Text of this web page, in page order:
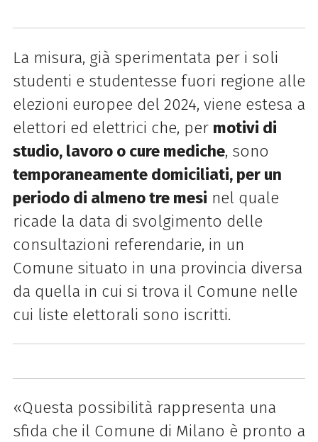
La misura, già sperimentata per i soli
studenti e studentesse fuori regione alle
elezioni europee del 2024, viene estesa a
elettori ed elettrici che, per motivi di
studio, lavoro o cure mediche, sono
temporaneamente domiciliati, per un
periodo di almeno tre mesi nel quale
ricade la data di svolgimento delle
consultazioni referendarie, in un
Comune situato in una provincia diversa
da quella in cui si trova il Comune nelle
cui liste elettorali sono iscritti.
«Questa possibilità rappresenta una
sfida che il Comune di Milano è pronto a